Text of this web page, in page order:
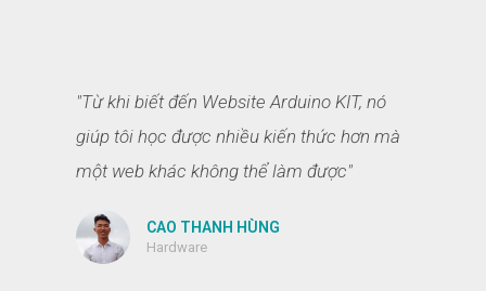
"Từ khi biết đến Website Arduino KIT, nó
giúp tôi học được nhiều kiến thức hơn mà
một web khác không thể làm được"
CAO THANH HÙNG
Hardware​